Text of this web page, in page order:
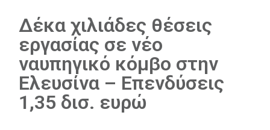
Δέκα χιλιάδες θέσεις
εργασίας σε νέο
ναυπηγικό κόμβο στην
Ελευσίνα – Επενδύσεις
1,35 δισ. ευρώ